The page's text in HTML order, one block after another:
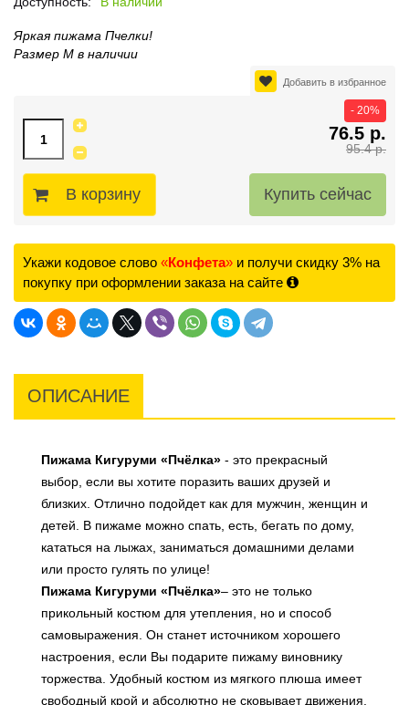
Яркая пижама Пчелки!
Размер М в наличии
Добавить в избранное
95.4 р.
76.5 р.
- 20%
В корзину
Укажи кодовое слово «Конфета» и получи скидку 3% на
покупку при оформлении заказа на сайте
ОПИСАНИЕ
Пижама Кигуруми «Пчёлка» - это прекрасный
выбор, если вы хотите поразить ваших друзей и
близких. Отлично подойдет как для мужчин, женщин и
детей. В пижаме можно спать, есть, бегать по дому,
кататься на лыжах, заниматься домашними делами
или просто гулять по улице!
Пижама Кигуруми «Пчёлка»– это не только
прикольный костюм для утепления, но и способ
самовыражения. Он станет источником хорошего
настроения, если Вы подарите пижаму виновнику
торжества. Удобный костюм из мягкого плюша имеет
свободный крой и абсолютно не сковывает движения.